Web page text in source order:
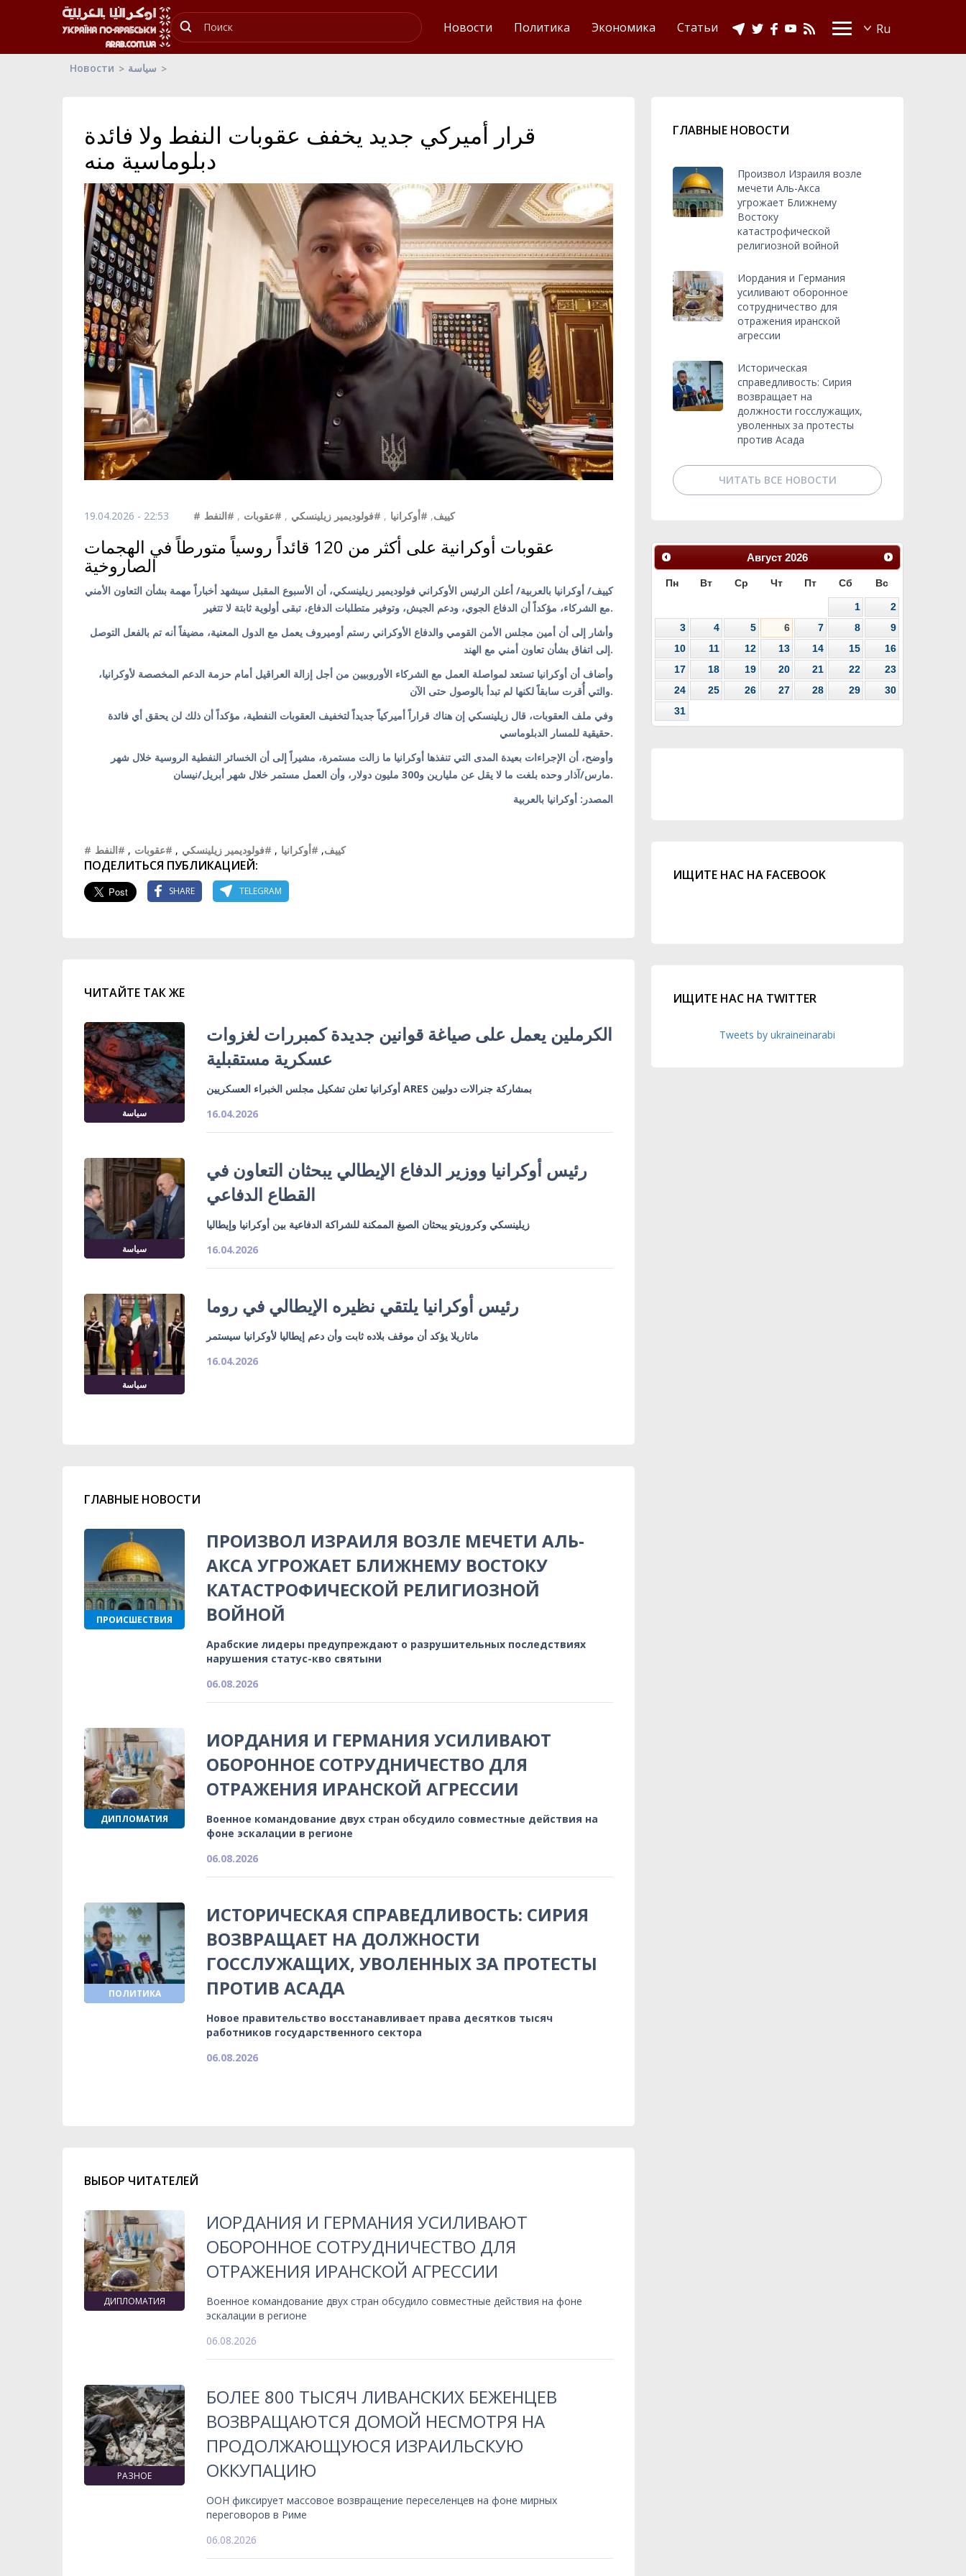
Новости Политика Экономика Статьи
Новости سياسة
قرار أميركي جديد يخفف عقوبات النفط ولا فائدة
دبلوماسية منه
19.04.2026 - 22:53 #كييف, #أوكرانيا , #فولوديمير زيلينسكي , #عقوبات , #النفط
عقوبات أوكرانية على أكثر من 120 قائداً روسياً متورطاً في الهجمات
الصاروخية
كييف/ أوكرانيا بالعربية/ أعلن الرئيس الأوكراني فولوديمير زيلينسكي، أن الأسبوع المقبل سيشهد أخباراً مهمة بشأن التعاون الأمني
مع الشركاء، مؤكداً أن الدفاع الجوي، ودعم الجيش، وتوفير متطلبات الدفاع، تبقى أولوية ثابتة لا تتغير.
وأشار إلى أن أمين مجلس الأمن القومي والدفاع الأوكراني رستم أوميروف يعمل مع الدول المعنية، مضيفاً أنه تم بالفعل التوصل
إلى اتفاق بشأن تعاون أمني مع الهند.
وأضاف أن أوكرانيا تستعد لمواصلة العمل مع الشركاء الأوروبيين من أجل إزالة العراقيل أمام حزمة الدعم المخصصة لأوكرانيا،
والتي أُقرت سابقاً لكنها لم تبدأ بالوصول حتى الآن.
وفي ملف العقوبات، قال زيلينسكي إن هناك قراراً أميركياً جديداً لتخفيف العقوبات النفطية، مؤكداً أن ذلك لن يحقق أي فائدة
حقيقية للمسار الدبلوماسي.
وأوضح، أن الإجراءات بعيدة المدى التي تنفذها أوكرانيا ما زالت مستمرة، مشيراً إلى أن الخسائر النفطية الروسية خلال شهر
مارس/آذار وحده بلغت ما لا يقل عن مليارين و300 مليون دولار، وأن العمل مستمر خلال شهر أبريل/نيسان.
المصدر: أوكرانيا بالعربية
#كييف, #أوكرانيا , #فولوديمير زيلينسكي , #عقوبات , #النفط
ПОДЕЛИТЬСЯ ПУБЛИКАЦИЕЙ:
SHARE TELEGRAM
ЧИТАЙТЕ ТАК ЖЕ
سياسة
الكرملين يعمل على صياغة قوانين جديدة كمبررات لغزوات
عسكرية مستقبلية
أوكرانيا تعلن تشكيل مجلس الخبراء العسكريين ARES بمشاركة جنرالات دوليين
16.04.2026
سياسة
رئيس أوكرانيا ووزير الدفاع الإيطالي يبحثان التعاون في
القطاع الدفاعي
زيلينسكي وكروزيتو يبحثان الصيغ الممكنة للشراكة الدفاعية بين أوكرانيا وإيطاليا
16.04.2026
سياسة
رئيس أوكرانيا يلتقي نظيره الإيطالي في روما
ماتاريلا يؤكد أن موقف بلاده ثابت وأن دعم إيطاليا لأوكرانيا سيستمر
16.04.2026
ГЛАВНЫЕ НОВОСТИ
ПРОИСШЕСТВИЯ
ПРОИЗВОЛ ИЗРАИЛЯ ВОЗЛЕ МЕЧЕТИ АЛЬ-
АКСА УГРОЖАЕТ БЛИЖНЕМУ ВОСТОКУ
КАТАСТРОФИЧЕСКОЙ РЕЛИГИОЗНОЙ
ВОЙНОЙ
Арабские лидеры предупреждают о разрушительных последствиях
нарушения статус-кво святыни
06.08.2026
ДИПЛОМАТИЯ
ИОРДАНИЯ И ГЕРМАНИЯ УСИЛИВАЮТ
ОБОРОННОЕ СОТРУДНИЧЕСТВО ДЛЯ
ОТРАЖЕНИЯ ИРАНСКОЙ АГРЕССИИ
Военное командование двух стран обсудило совместные действия на
фоне эскалации в регионе
06.08.2026
ПОЛИТИКА
ИСТОРИЧЕСКАЯ СПРАВЕДЛИВОСТЬ: СИРИЯ
ВОЗВРАЩАЕТ НА ДОЛЖНОСТИ
ГОССЛУЖАЩИХ, УВОЛЕННЫХ ЗА ПРОТЕСТЫ
ПРОТИВ АСАДА
Новое правительство восстанавливает права десятков тысяч
работников государственного сектора
06.08.2026
ВЫБОР ЧИТАТЕЛЕЙ
ДИПЛОМАТИЯ
ИОРДАНИЯ И ГЕРМАНИЯ УСИЛИВАЮТ
ОБОРОННОЕ СОТРУДНИЧЕСТВО ДЛЯ
ОТРАЖЕНИЯ ИРАНСКОЙ АГРЕССИИ
Военное командование двух стран обсудило совместные действия на фоне
эскалации в регионе
06.08.2026
РАЗНОЕ
БОЛЕЕ 800 ТЫСЯЧ ЛИВАНСКИХ БЕЖЕНЦЕВ
ВОЗВРАЩАЮТСЯ ДОМОЙ НЕСМОТРЯ НА
ПРОДОЛЖАЮЩУЮСЯ ИЗРАИЛЬСКУЮ
ОККУПАЦИЮ
ООН фиксирует массовое возвращение переселенцев на фоне мирных
переговоров в Риме
06.08.2026
ГЛАВНЫЕ НОВОСТИ
Произвол Израиля возле
мечети Аль-Акса
угрожает Ближнему
Востоку
катастрофической
религиозной войной
Иордания и Германия
усиливают оборонное
сотрудничество для
отражения иранской
агрессии
Историческая
справедливость: Сирия
возвращает на
должности госслужащих,
уволенных за протесты
против Асада
ЧИТАТЬ ВСЕ НОВОСТИ
Август 2026
Пн Вт Ср Чт Пт Сб Вс
1
2
3
4 5 6 7 8
9
10
11 12 13 14 15
16
17
18 19 20 21 22
23
24
25 26 27 28 29
30
31
ИЩИТЕ НАС НА FACEBOOK
ИЩИТЕ НАС НА TWITTER
Tweets by ukraineinarabi